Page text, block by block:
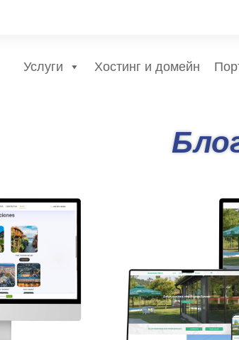
Услуги Хостинг и домейн